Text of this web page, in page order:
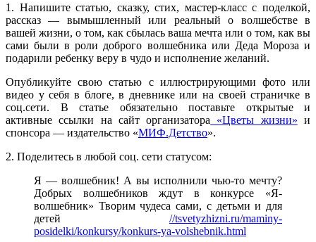
1. Напишите статью, сказку, стих, мастер-класс с поделкой,
рассказ — вымышленный или реальный о волшебстве в
вашей жизни, о том, как сбылась ваша мечта или о том, как вы
сами были в роли доброго волшебника или Деда Мороза и
подарили ребенку веру в чудо и исполнение желаний.
Опубликуйте свою статью с иллюстрирующими фото или
видео у себя в блоге, в дневнике или на своей страничке в
соц.сети. В статье обязательно поставьте открытые и
активные ссылки на сайт организатора «Цветы жизни» и
спонсора — издательство «МИФ.Детство».
2. Поделитесь в любой соц. сети статусом:
Я — волшебник! А вы исполнили чью-то мечту?
Добрых волшебников ждут в конкурсе «Я-
волшебник» Творим чудеса сами, с детьми и для
детей //tsvetyzhizni.ru/maminy-
posidelki/konkursy/konkurs-ya-volshebnik.html